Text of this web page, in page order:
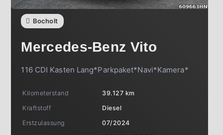
Bocholt
Mercedes-Benz Vito
116 CDI Kasten Lang*Parkpaket*Navi*Kamera*
Kilometerstand
39.127 km
Kraftstoff
Diesel
Erstzulassung
07/2024